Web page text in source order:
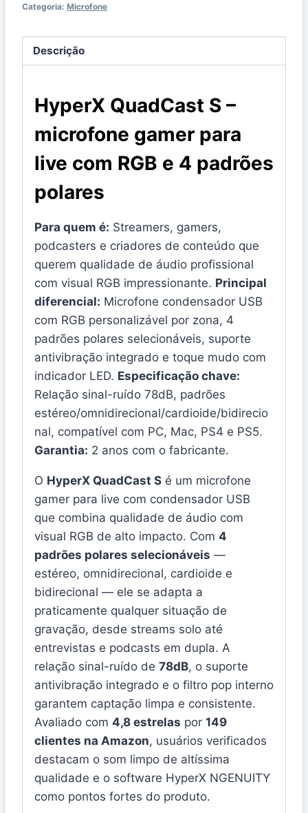
Categoria: Microfone
Descrição
HyperX QuadCast S –
microfone gamer para
live com RGB e 4 padrões
polares
Para quem é: Streamers, gamers,
podcasters e criadores de conteúdo que
querem qualidade de áudio profissional
com visual RGB impressionante. Principal
diferencial: Microfone condensador USB
com RGB personalizável por zona, 4
padrões polares selecionáveis, suporte
antivibração integrado e toque mudo com
indicador LED. Especificação chave:
Relação sinal-ruído 78dB, padrões
estéreo/omnidirecional/cardioide/bidirecio
nal, compatível com PC, Mac, PS4 e PS5.
Garantia: 2 anos com o fabricante.
O HyperX QuadCast S é um microfone
gamer para live com condensador USB
que combina qualidade de áudio com
visual RGB de alto impacto. Com 4
padrões polares selecionáveis —
estéreo, omnidirecional, cardioide e
bidirecional — ele se adapta a
praticamente qualquer situação de
gravação, desde streams solo até
entrevistas e podcasts em dupla. A
relação sinal-ruído de 78dB, o suporte
antivibração integrado e o filtro pop interno
garantem captação limpa e consistente.
Avaliado com 4,8 estrelas por 149
clientes na Amazon, usuários verificados
destacam o som limpo de altíssima
qualidade e o software HyperX NGENUITY
como pontos fortes do produto.